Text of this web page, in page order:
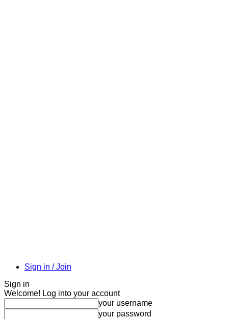
Sign in / Join
Sign in
Welcome! Log into your account
your username
your password